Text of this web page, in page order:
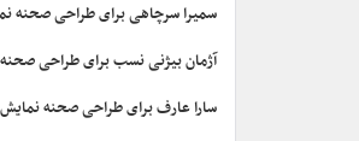
سمیرا سرچاهی برای طراحی صحنه
آژمان بیژنی نسب برای طراحی
سارا عارف برای طراحی صحنه